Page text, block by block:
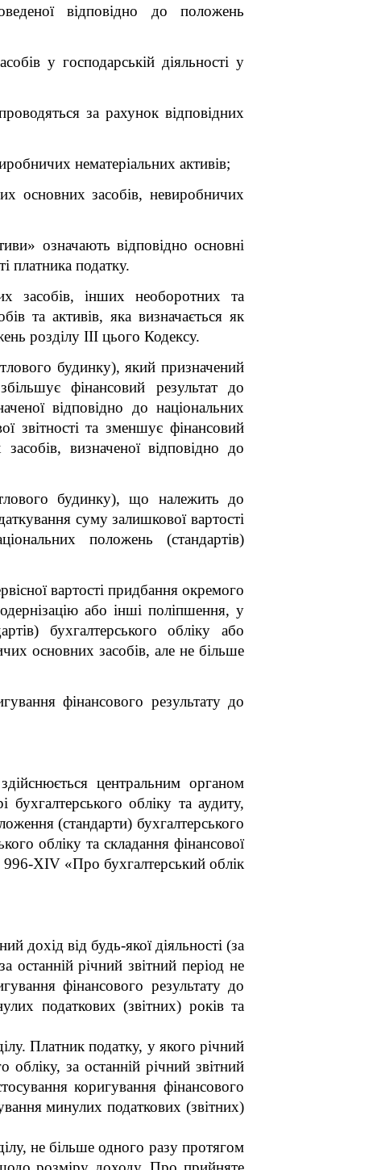
відповідно до положень
у господарській діяльності у
за рахунок відповідних
нематеріальних активів;
основних засобів, невиробничих
означають відповідно основні
платника податку.
засобів, інших необоротних та
та активів, яка визначається як
розділу III цього Кодексу.
будинку), який призначений
фінансовий результат до
відповідно до національних
звітності та зменшує фінансовий
визначеної відповідно до
будинку), що належить до
суму залишкової вартості
положень (стандартів)
вартості придбання окремого
або інші поліпшення, у
бухгалтерського обліку або
основних засобів, але не більше
фінансового результату до
центральним органом
обліку та аудиту,
(стандарти) бухгалтерського
обліку та складання фінансової
996-XIV «Про бухгалтерський облік
дохід від будь-якої діяльності (за
останній річний звітний період не
фінансового результату до
податкових (звітних) років та
Платник податку, у якого річний
за останній річний звітний
коригування фінансового
минулих податкових (звітних)
не більше одного разу протягом